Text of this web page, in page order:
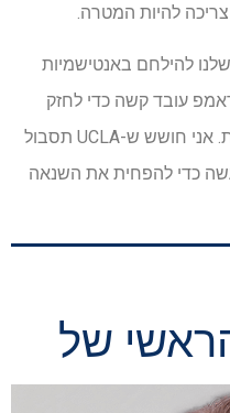
להיות המטרה.
להילחם באנטישמיות
עובד קשה כדי לחזק
בעזרת נשק חסר כוונות באנטישמיות. אני חושש ש-UCLA תסבול
כדי להפחית את השנאה
של